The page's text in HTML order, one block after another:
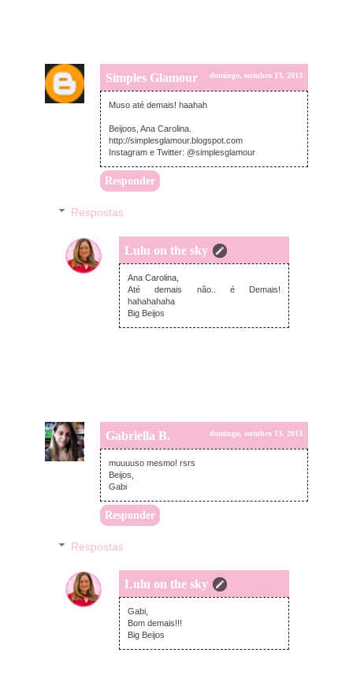
Simples Glamour domingo, outubro 13, 2013
Muso até demais! haahah
Beijoos, Ana Carolina.
http://simplesglamour.blogspot.com
Instagram e Twitter: @simplesglamour
Responder
Respostas
Lulu on the sky
segunda-feira, outubro 14, 2013
Ana Carolina,
Até demais não.. é Demais!
hahahahaha
Big Beijos
Gabriella B. domingo, outubro 13, 2013
muuuuso mesmo! rsrs
Beijos,
Gabi
Responder
Respostas
Lulu on the sky
segunda-feira, outubro 14, 2013
Gabi,
Bom demais!!!
Big Beijos